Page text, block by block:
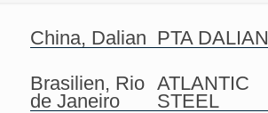
China, Dalian PTA DALIAN
Brasilien, Rio
de Janeiro
ATLANTIC
STEEL